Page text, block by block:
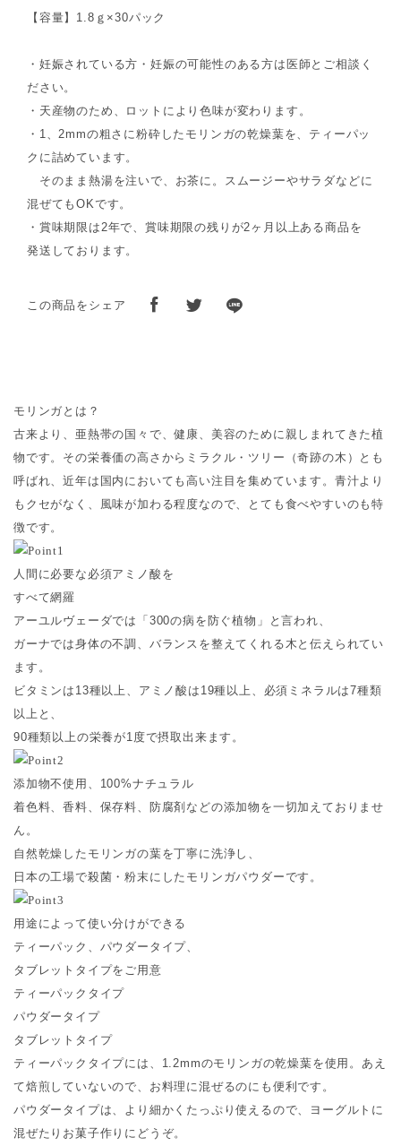
【容量】1.8ｇ×30パック
・妊娠されている方・妊娠の可能性のある方は医師とご相談く
ださい。
・天産物のため、ロットにより色味が変わります。
・1、2mmの粗さに粉砕したモリンガの乾燥葉を、ティーパッ
クに詰めています。
そのまま熱湯を注いで、お茶に。スムージーやサラダなどに
混ぜてもOKです。
・賞味期限は2年で、賞味期限の残りが2ヶ月以上ある商品を
発送しております。
この商品をシェア
モリンガとは？
古来より、亜熱帯の国々で、健康、美容のために親しまれてきた植
物です。その栄養価の高さからミラクル・ツリー（奇跡の木）とも
呼ばれ、近年は国内においても高い注目を集めています。青汁より
もクセがなく、風味が加わる程度なので、とても食べやすいのも特
徴です。
人間に必要な必須アミノ酸を
すべて網羅
アーユルヴェーダでは「300の病を防ぐ植物」と言われ、
ガーナでは身体の不調、バランスを整えてくれる木と伝えられてい
ます。
ビタミンは13種以上、アミノ酸は19種以上、必須ミネラルは7種類
以上と、
90種類以上の栄養が1度で摂取出来ます。
添加物不使用、100%ナチュラル
着色料、香料、保存料、防腐剤などの添加物を一切加えておりませ
ん。
自然乾燥したモリンガの葉を丁寧に洗浄し、
日本の工場で殺菌・粉末にしたモリンガパウダーです。
用途によって使い分けができる
ティーパック、パウダータイプ、
タブレットタイプをご用意
ティーパックタイプ
パウダータイプ
タブレットタイプ
ティーパックタイプには、1.2mmのモリンガの乾燥葉を使用。あえ
て焙煎していないので、お料理に混ぜるのにも便利です。
パウダータイプは、より細かくたっぷり使えるので、ヨーグルトに
混ぜたりお菓子作りにどうぞ。